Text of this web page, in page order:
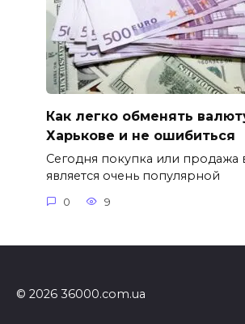
Как легко обменять
Харькове и не ошибиться
Сегодня покупка или продажа
является очень популярной
0 9
© 2026 36000.com.ua